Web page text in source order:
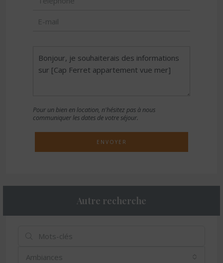
Pour un bien en location, n'hésitez pas à nous
communiquer les dates de votre séjour.
ENVOYER
Autre recherche
Ambiances